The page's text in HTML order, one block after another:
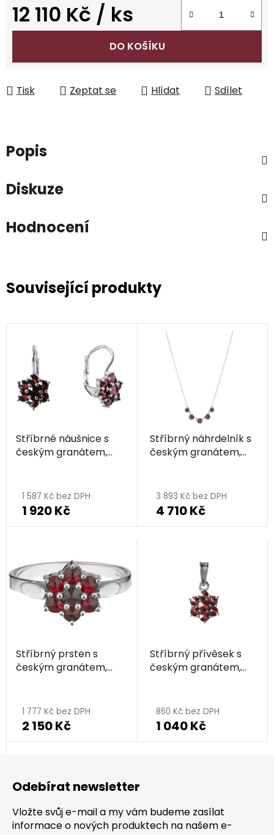
12 110 Kč / ks
Měrná cena:
DO KOŠÍKU
Tisk Zeptat se Hlídat Sdílet
Popis
Diskuze
Hodnocení
Související produkty
Stříbrné náušnice s
českým granátem,
1 587 Kč bez DPH
1 920 Kč
Stříbrný náhrdelník s
českým granátem,
3 893 Kč bez DPH
4 710 Kč
Stříbrný prsten s
českým granátem,
1 777 Kč bez DPH
2 150 Kč
Stříbrný přívěsek s
českým granátem,
860 Kč bez DPH
1 040 Kč
Odebírat newsletter
Vložte svůj e-mail a my vám budeme zasílat
informace o nových produktech na našem e-